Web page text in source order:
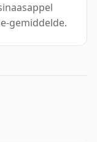
gemiddelde.